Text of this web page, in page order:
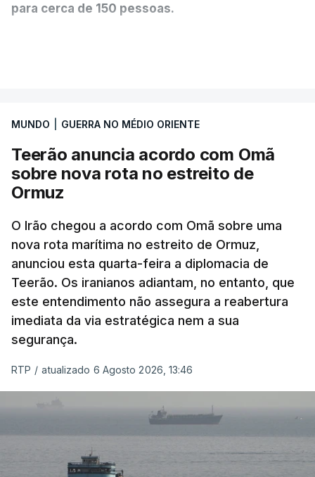
para cerca de 150 pessoas.
que já colaborou com a Administração norte-
americana em projetos no Médio Oriente,
nomeadamente no Iraque.
militar deverá ficar nos 60 por cento de
território de Gaza que Israel controla e a cerca
de 1,5 quilómetros da fronteira com Israel.
Permite, desta forma, uma extração rápida em
caso de ataque.
Segundo um funcionário do Conselho de Paz, a
organização está na “fase final de preparação de
“Este contrato será um dos muitos essenciais para
MUNDO GUERRA NO MÉDIO ORIENTE
Teerão anuncia acordo com Omã
sobre nova rota no estreito de
Ormuz
O Irão chegou a acordo com Omã sobre uma
nova rota marítima no estreito de Ormuz,
anunciou esta quarta-feira a diplomacia de
Teerão. Os iranianos adiantam, no entanto, que
este entendimento não assegura a reabertura
imediata da via estratégica nem a sua
segurança.
RTP / atualizado 6 Agosto 2026, 13:46